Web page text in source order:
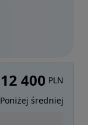
12 400 PLN
Poniżej średniej